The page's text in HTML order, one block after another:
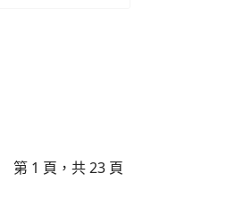
第 1 頁，共 23 頁